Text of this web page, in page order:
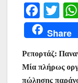
F
a
c
e
b
T
w
itt
er
Share
Ρεπορτάζ:
Μία πλήρως
πώλησης